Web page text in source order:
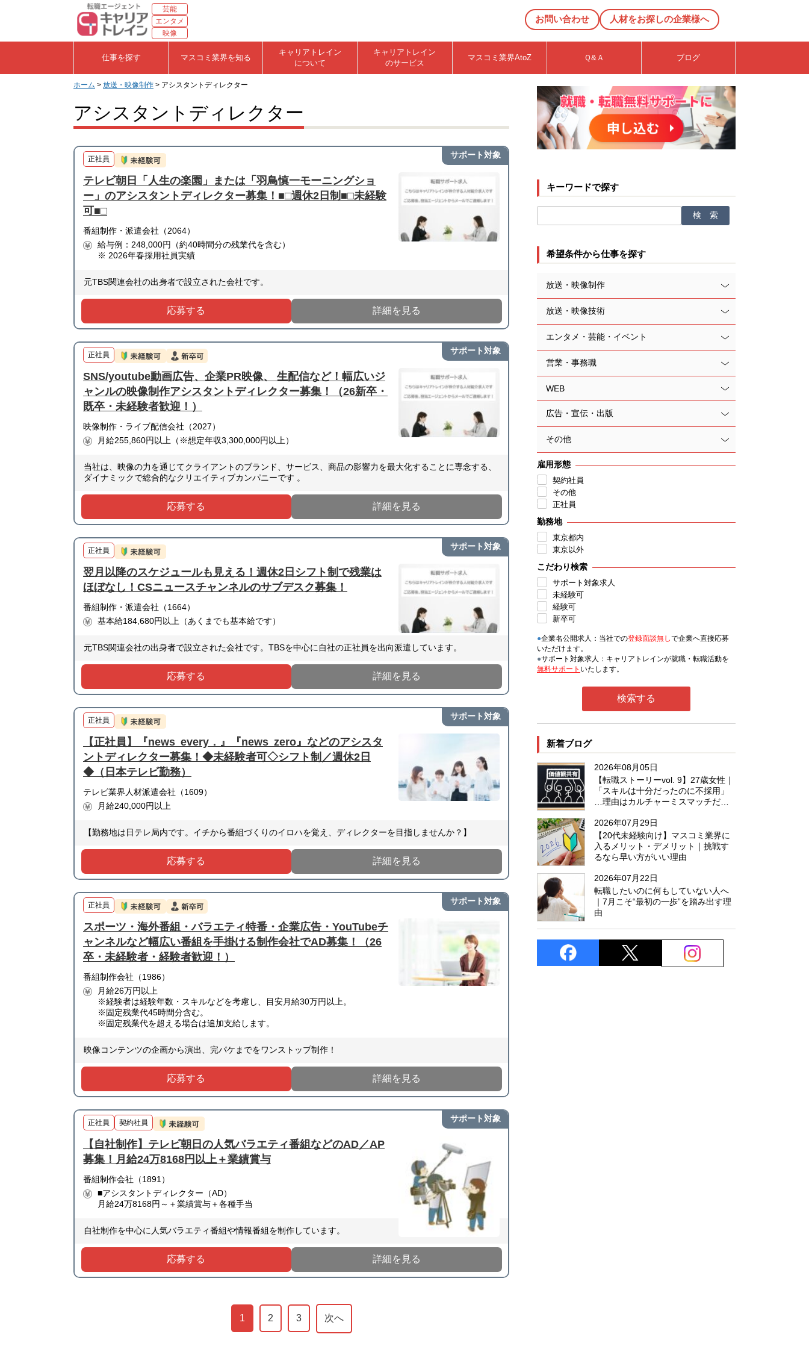
芸能
エンタメ
映像
お問い合わせ 人材をお探しの企業様へ
仕事を探す マスコミ業界を知る
キャリアトレイン
について
キャリアトレイン
のサービス
マスコミ業界AtoZ Ｑ&Ａ ブログ
ホーム > 放送・映像制作 > アシスタントディレクター
アシスタントディレクター
サポート対象
正社員
テレビ朝日「人生の楽園」または「羽鳥慎一モーニングショ
ー」のアシスタントディレクター募集！■□週休2日制■□未経験
可■□
番組制作・派遣会社（2064）
給与例：248,000円（約40時間分の残業代を含む）
※ 2026年春採用社員実績
元TBS関連会社の出身者で設立された会社です。
応募する 詳細を見る
サポート対象
正社員
SNS/youtube動画広告、企業PR映像、 生配信など！幅広いジ
ャンルの映像制作アシスタントディレクター募集！（26新卒・
既卒・未経験者歓迎！）
映像制作・ライブ配信会社（2027）
月給255,860円以上（※想定年収3,300,000円以上）
当社は、映像の力を通じてクライアントのブランド、サービス、商品の影響力を最大化することに専念する、
ダイナミックで総合的なクリエイティブカンパニーです 。
応募する 詳細を見る
サポート対象
正社員
翌月以降のスケジュールも見える！週休2日シフト制で残業は
ほぼなし！CSニュースチャンネルのサブデスク募集！
番組制作・派遣会社（1664）
基本給184,680円以上（あくまでも基本給です）
元TBS関連会社の出身者で設立された会社です。TBSを中心に自社の正社員を出向派遣しています。
応募する 詳細を見る
サポート対象
正社員
【正社員】『news every．』『news zero』などのアシスタ
ントディレクター募集！◆未経験者可◇シフト制／週休2日
◆（日本テレビ勤務）
テレビ業界人材派遣会社（1609）
月給240,000円以上
【勤務地は日テレ局内です。イチから番組づくりのイロハを覚え、ディレクターを目指しませんか？】
応募する 詳細を見る
サポート対象
正社員
スポーツ・海外番組・バラエティ特番・企業広告・YouTubeチ
ャンネルなど幅広い番組を手掛ける制作会社でAD募集！（26
卒・未経験者・経験者歓迎！）
番組制作会社（1986）
月給26万円以上
※経験者は経験年数・スキルなどを考慮し、目安月給30万円以上。
※固定残業代45時間分含む。
※固定残業代を超える場合は追加支給します。
映像コンテンツの企画から演出、完パケまでをワンストップ制作！
応募する 詳細を見る
サポート対象
正社員 契約社員
【自社制作】テレビ朝日の人気バラエティ番組などのAD／AP
募集！月給24万8168円以上＋業績賞与
番組制作会社（1891）
■アシスタントディレクター（AD）
月給24万8168円～＋業績賞与＋各種手当
自社制作を中心に人気バラエティ番組や情報番組を制作しています。
応募する 詳細を見る
1 2 3 次へ
キーワードで探す
希望条件から仕事を探す
放送・映像制作
放送・映像技術
エンタメ・芸能・イベント
営業・事務職
WEB
広告・宣伝・出版
その他
雇用形態
契約社員
その他
正社員
勤務地
東京都内
東京以外
こだわり検索
サポート対象求人
未経験可
経験可
新卒可
●企業名公開求人：当社での登録面談無しで企業へ直接応募
いただけます。
●サポート対象求人：キャリアトレインが就職・転職活動を
無料サポート いたします。
新着ブログ
2026年08月05日
【転職ストーリーvol. 9】27歳女性｜
「スキルは十分だったのに不採用」
…理由はカルチャーミスマッチだっ
2026年07月29日
【20代未経験向け】マスコミ業界に
入るメリット・デメリット｜挑戦す
るなら早い方がいい理由
2026年07月22日
転職したいのに何もしていない人へ
｜7月こそ“最初の一歩”を踏み出す理
由